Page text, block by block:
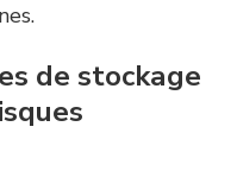
de stockage